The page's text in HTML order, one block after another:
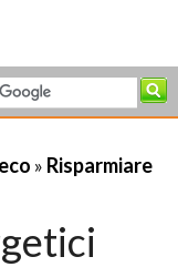
» Risparmiare